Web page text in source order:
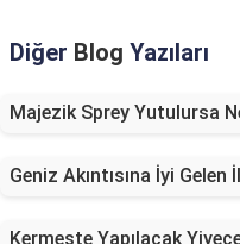
Diğer Blog Yazıları
Majezik Sprey Yutulursa
Geniz Akıntısına İyi Gelen
Kermeste Yapılacak